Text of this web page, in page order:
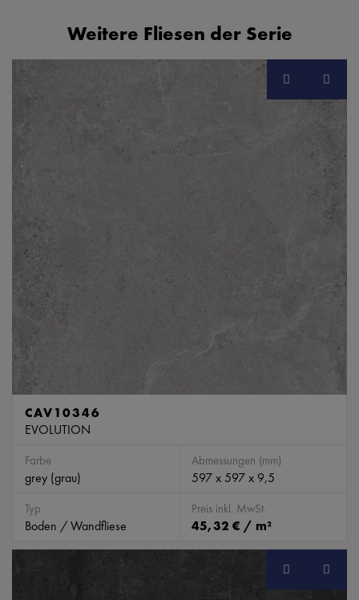
Weitere Fliesen der Serie
CAV10346
EVOLUTION
Farbe
grey (grau)
Abmessungen (mm)
597 x 597 x 9,5
Typ
Boden / Wandfliese
Preis inkl. MwSt.
45,32 € / m²